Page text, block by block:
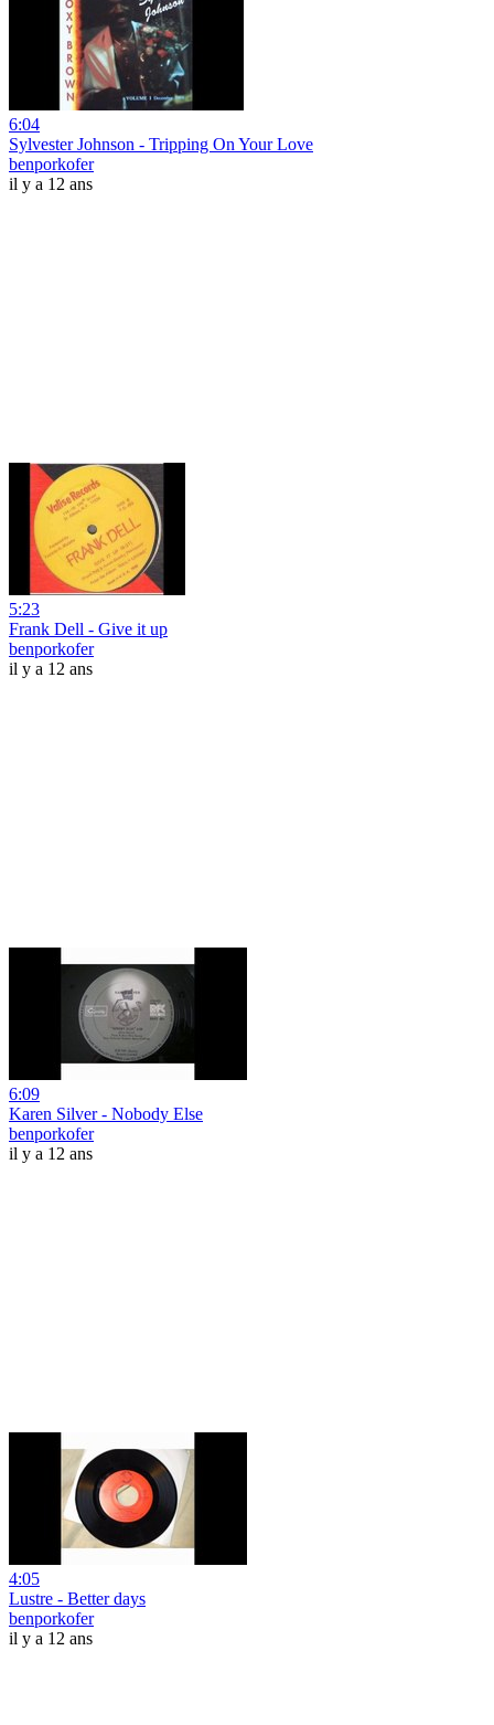
6:04
Sylvester Johnson - Tripping On Your Love
benporkofer
il y a 12 ans
5:23
Frank Dell - Give it up
benporkofer
il y a 12 ans
6:09
Karen Silver - Nobody Else
benporkofer
il y a 12 ans
4:05
Lustre - Better days
benporkofer
il y a 12 ans